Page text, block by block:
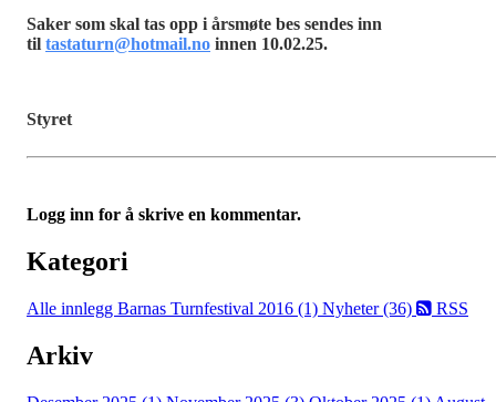
Saker som skal tas opp i årsmøte bes sendes inn
til tastaturn@hotmail.no innen 10.02.25.
Styret
Logg inn for å skrive en kommentar.
Kategori
Alle innlegg Barnas Turnfestival 2016 (1) Nyheter (36) RSS
Arkiv